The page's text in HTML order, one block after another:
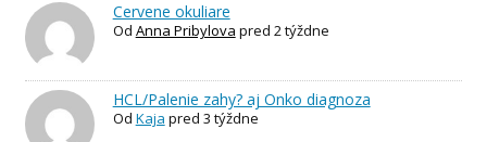
Cervene okuliare
Od Anna Pribylova pred 2 týždne
HCL/Palenie zahy? aj Onko diagnoza
Od Kaja pred 3 týždne